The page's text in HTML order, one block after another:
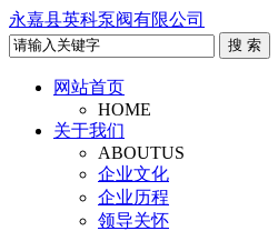
永嘉县英科泵阀有限公司
网站首页
HOME
关于我们
ABOUTUS
企业文化
企业历程
领导关怀